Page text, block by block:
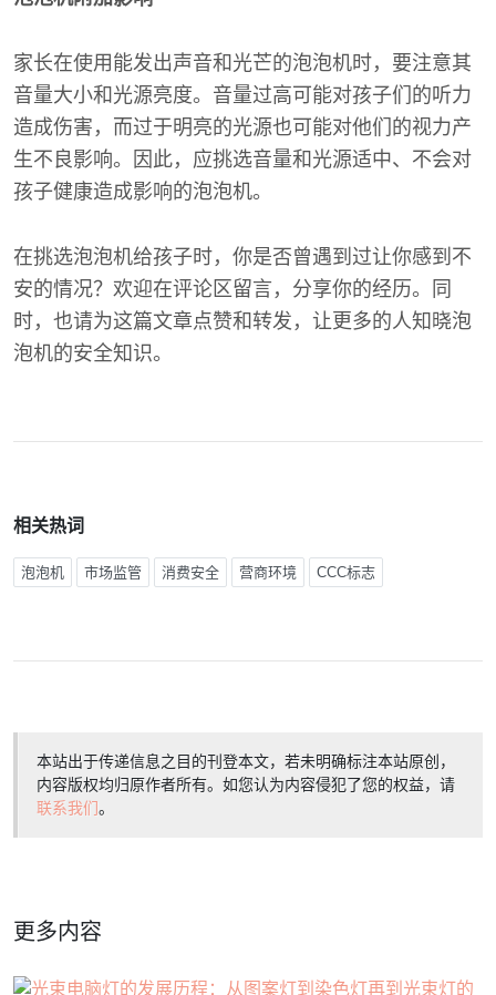
家长在使用能发出声音和光芒的泡泡机时，要注意其
音量大小和光源亮度。音量过高可能对孩子们的听力
造成伤害，而过于明亮的光源也可能对他们的视力产
生不良影响。因此，应挑选音量和光源适中、不会对
孩子健康造成影响的泡泡机。
在挑选泡泡机给孩子时，你是否曾遇到过让你感到不
安的情况？欢迎在评论区留言，分享你的经历。同
时，也请为这篇文章点赞和转发，让更多的人知晓泡
泡机的安全知识。
相关热词
泡泡机 市场监管 消费安全 营商环境 CCC标志
本站出于传递信息之目的刊登本文，若未明确标注本站原创，
内容版权均归原作者所有。如您认为内容侵犯了您的权益，请
联系我们。
更多内容